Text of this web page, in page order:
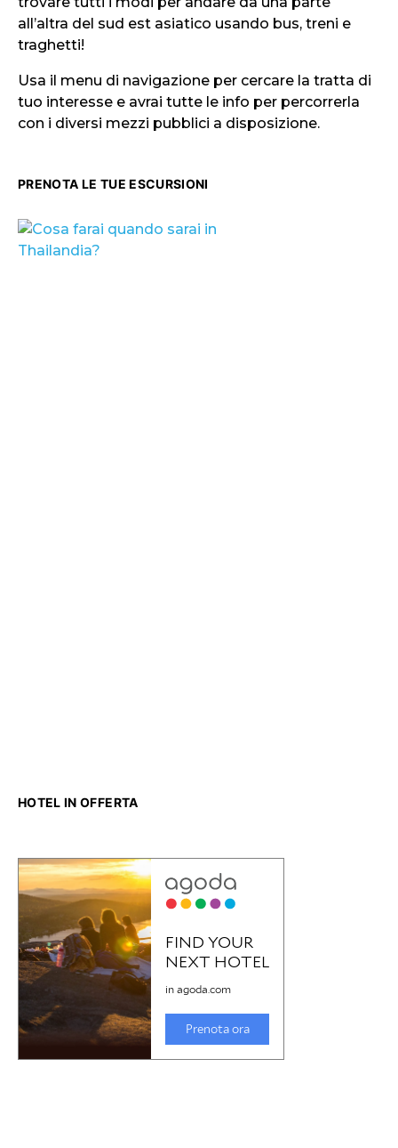
all’altra del sud est asiatico usando bus, treni e
traghetti!
Usa il menu di navigazione per cercare la tratta di
tuo interesse e avrai tutte le info per percorrerla
con i diversi mezzi pubblici a disposizione.
PRENOTA LE TUE ESCURSIONI
HOTEL IN OFFERTA